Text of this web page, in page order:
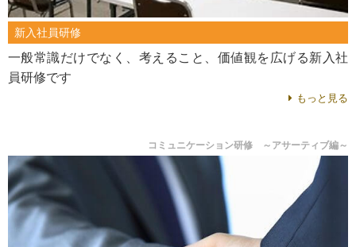
新入社員研修
一般常識だけでなく、考えること、価値観を広げる新入社
員研修です
もっと見る
コミュニケーション研修 ～アサーティブ編～